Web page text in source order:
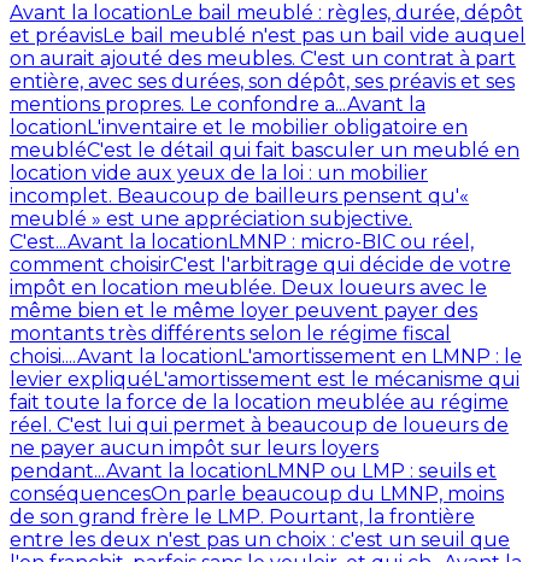
Avant la locationLe bail meublé : règles, durée, dépôt
et préavisLe bail meublé n'est pas un bail vide auquel
on aurait ajouté des meubles. C'est un contrat à part
entière, avec ses durées, son dépôt, ses préavis et ses
mentions propres. Le confondre a...Avant la
locationL'inventaire et le mobilier obligatoire en
meubléC'est le détail qui fait basculer un meublé en
location vide aux yeux de la loi : un mobilier
incomplet. Beaucoup de bailleurs pensent qu'«
meublé » est une appréciation subjective.
C'est...Avant la locationLMNP : micro-BIC ou réel,
comment choisirC'est l'arbitrage qui décide de votre
impôt en location meublée. Deux loueurs avec le
même bien et le même loyer peuvent payer des
montants très différents selon le régime fiscal
choisi....Avant la locationL'amortissement en LMNP : le
levier expliquéL'amortissement est le mécanisme qui
fait toute la force de la location meublée au régime
réel. C'est lui qui permet à beaucoup de loueurs de
ne payer aucun impôt sur leurs loyers
pendant...Avant la locationLMNP ou LMP : seuils et
conséquencesOn parle beaucoup du LMNP, moins
de son grand frère le LMP. Pourtant, la frontière
entre les deux n'est pas un choix : c'est un seuil que